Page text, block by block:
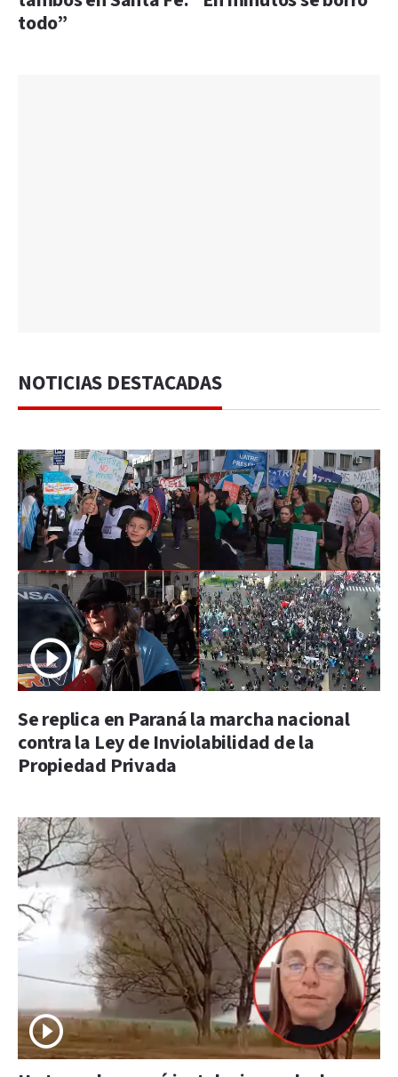
todo”
NOTICIAS DESTACADAS
Se replica en Paraná la marcha nacional
contra la Ley de Inviolabilidad de la
Propiedad Privada